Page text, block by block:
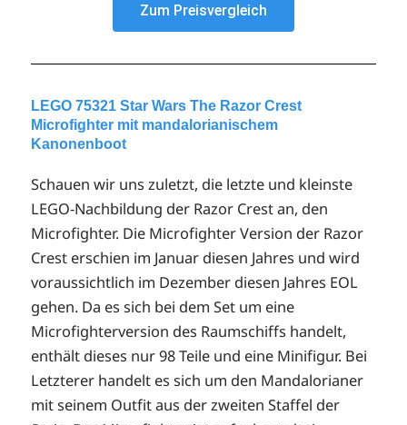
Zum Preisvergleich
LEGO 75321 Star Wars The Razor Crest
Microfighter mit mandalorianischem
Kanonenboot
Schauen wir uns zuletzt, die letzte und kleinste
LEGO-Nachbildung der Razor Crest an, den
Microfighter. Die Microfighter Version der Razor
Crest erschien im Januar diesen Jahres und wird
voraussichtlich im Dezember diesen Jahres EOL
gehen. Da es sich bei dem Set um eine
Microfighterversion des Raumschiffs handelt,
enthält dieses nur 98 Teile und eine Minifigur. Bei
Letzterer handelt es sich um den Mandalorianer
mit seinem Outfit aus der zweiten Staffel der